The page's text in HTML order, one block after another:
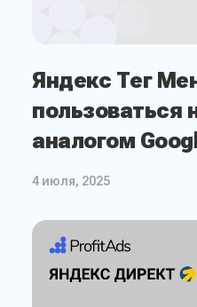
Яндекс Тег
пользоваться
аналогом
4 июля, 2025